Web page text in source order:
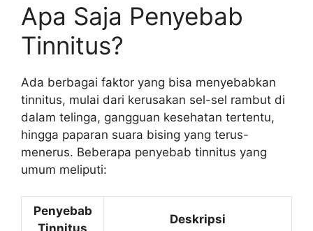
Apa Saja Penyebab
Tinnitus?
Ada berbagai faktor yang bisa menyebabkan
tinnitus, mulai dari kerusakan sel-sel rambut di
dalam telinga, gangguan kesehatan tertentu,
hingga paparan suara bising yang terus-
menerus. Beberapa penyebab tinnitus yang
umum meliputi:
Penyebab
Tinnitus
Deskripsi